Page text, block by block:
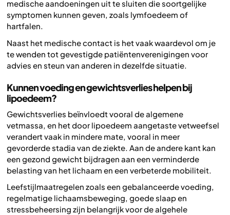
medische aandoeningen uit te sluiten die soortgelijke
symptomen kunnen geven, zoals lymfoedeem of
hartfalen.
Naast het medische contact is het vaak waardevol om je
te wenden tot gevestigde patiëntenverenigingen voor
advies en steun van anderen in dezelfde situatie.
Kunnen voeding en gewichtsverlies helpen bij
lipoedeem?
Gewichtsverlies beïnvloedt vooral de algemene
vetmassa, en het door lipoedeem aangetaste vetweefsel
verandert vaak in mindere mate, vooral in meer
gevorderde stadia van de ziekte. Aan de andere kant kan
een gezond gewicht bijdragen aan een verminderde
belasting van het lichaam en een verbeterde mobiliteit.
Leefstijlmaatregelen zoals een gebalanceerde voeding,
regelmatige lichaamsbeweging, goede slaap en
stressbeheersing zijn belangrijk voor de algehele